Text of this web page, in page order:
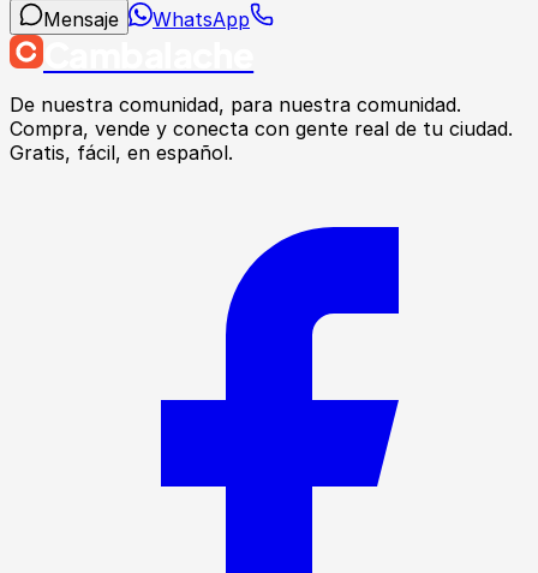
Mensaje
WhatsApp
De nuestra comunidad, para nuestra comunidad.
Compra, vende y conecta con gente real de tu ciudad.
Gratis, fácil, en español.